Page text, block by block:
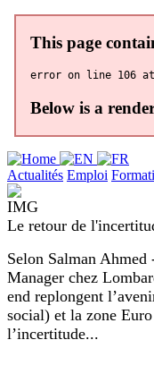
Actualités Emploi
Le retour de
Selon Salman
Manager chez
end replongent
social) et la zone
l’incertitude...